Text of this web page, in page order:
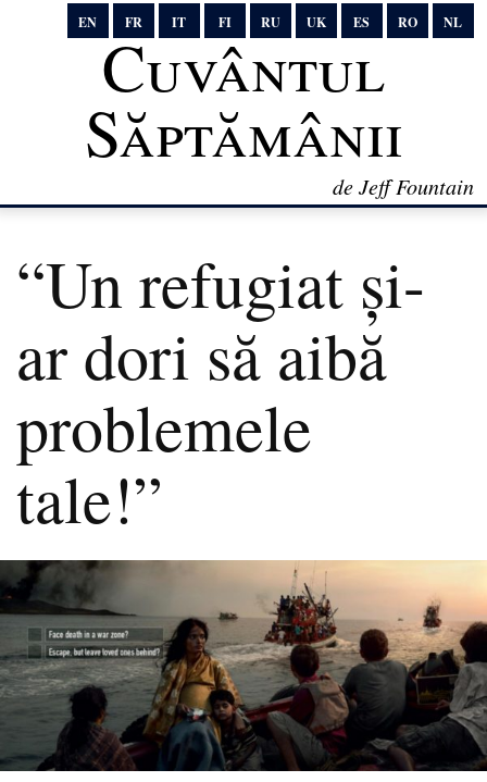
EN FR IT FI RU UK ES RO NL
Cuvântul
Săptămânii
de Jeff Fountain
“Un refugiat și-
ar dori să aibă
problemele
tale!”